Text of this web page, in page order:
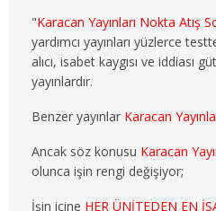
1. SINIF 1. YARIYIL ÇEKO
1. SINIF 2. YARIYIL ÇEKO
2. SINIF 3. YARIYIL ÇEKO
2. SINIF 4. YARIYIL ÇEKO
"Karacan Yayınları Nokta Atış
yardımcı yayınları yüzlerce
alıcı, isabet kaygısı ve iddiası
yayınlardır.
Benzer yayınlar Karacan
Ancak söz konusu Karacan
olunca işin rengi değişiyor;
İşin içine HER ÜNİTEDEN EN